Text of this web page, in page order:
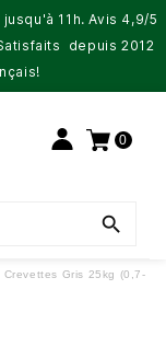
11h. Avis 4,9/5
depuis 2012
0

Gris 25kg (0,7-